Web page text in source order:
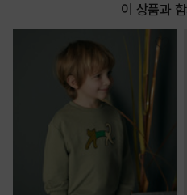
이 상품과